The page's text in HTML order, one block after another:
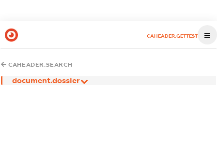
CAHEADER.GETTEST
CAHEADER.SEARCH
document.dossier